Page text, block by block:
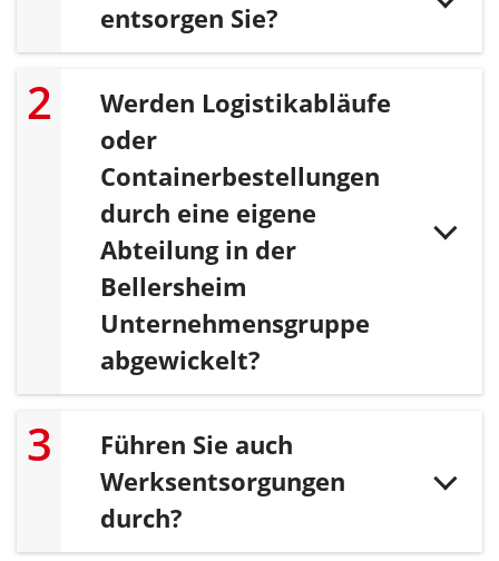
entsorgen Sie?
Werden Logistikabläufe
oder
Containerbestellungen
durch eine eigene
Abteilung in der
Bellersheim
Unternehmensgruppe
abgewickelt?
Führen Sie auch
Werksentsorgungen
durch?